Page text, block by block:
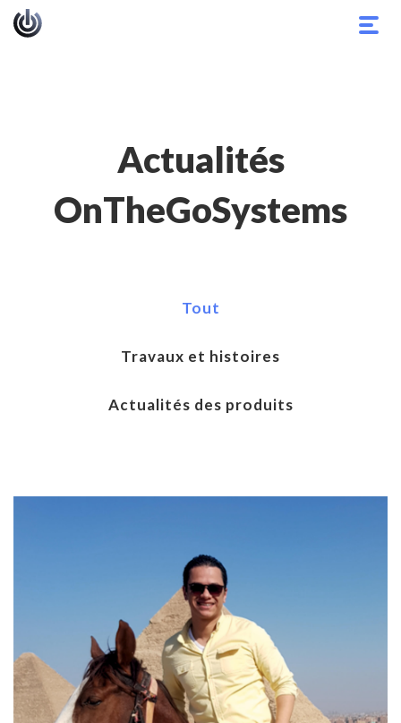
Actualités
OnTheGoSystems
Tout
Travaux et histoires
Actualités des produits